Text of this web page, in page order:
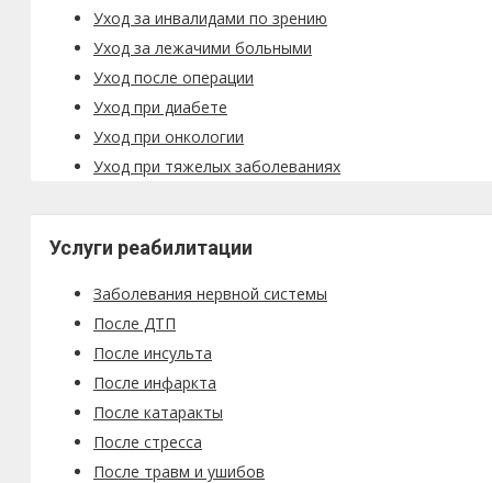
Уход за инвалидами по зрению
Уход за лежачими больными
Уход после операции
Уход при диабете
Уход при онкологии
Уход при тяжелых заболеваниях
Услуги реабилитации
Заболевания нервной системы
После ДТП
После инсульта
После инфаркта
После катаракты
После стресса
После травм и ушибов